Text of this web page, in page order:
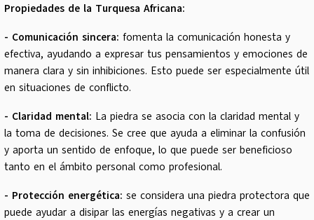
Propiedades de la Turquesa Africana:
- Comunicación sincera: fomenta la comunicación honesta y
efectiva, ayudando a expresar tus pensamientos y emociones de
manera clara y sin inhibiciones. Esto puede ser especialmente útil
en situaciones de conflicto.
- Claridad mental: La piedra se asocia con la claridad mental y
la toma de decisiones. Se cree que ayuda a eliminar la confusión
y aporta un sentido de enfoque, lo que puede ser beneficioso
tanto en el ámbito personal como profesional.
- Protección energética: se considera una piedra protectora que
puede ayudar a disipar las energías negativas y a crear un